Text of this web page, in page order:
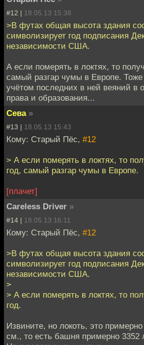
#12 | 18.05.13 15:38
>В футах общая высота здания
символизирует год подписания
независимости США.
А если померять в локтях, то
самый разгар чумы в Европе.
учётом последних в ней веяний в
права и образования...
Сева »
#13 | 18.05.13 15:43
Кому: Старый Пёс, #12
> А если померять в локтях, то
год, самый разгар чумы в Европе.
[плачет]
Careless Driver »
#14 | 18.05.13 16:11
Кому: Старый Пёс, #12
>В футах общая высота здания
символизирует год подписания
независимости США.
>
> А если померять в локтях, то
год.
Извините, но локоть, это
см., то есть башня примерно 3352